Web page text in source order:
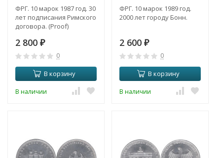
ФРГ. 10 марок 1987 год. 30
лет подписания Римского
договора. (Рroof)
2 800 ₽
0
В корзину
В наличии
ФРГ. 10 марок 1989 год.
2000 лет городу Бонн.
2 600 ₽
0
В корзину
В наличии